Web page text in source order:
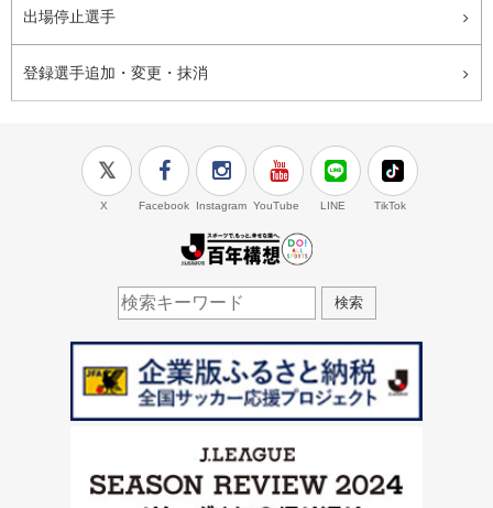
出場停止選手
登録選手追加・変更・抹消
X Facebook Instagram YouTube LINE TikTok
検索